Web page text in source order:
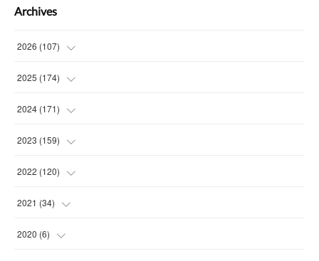
Archives
2026 (107)
(4)
(15
(15
(13
2025 (174)
(14
(14
(15
(15
2024 (171)
(13
(13
(15
(
2023 (159)
(14
(14 )
(
2022 (120)
(14 )
( 13
2021 (34)
( )
2020 (6)